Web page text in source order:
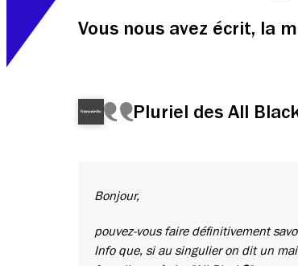
Vous nous avez écrit, la
Pluriel des All
Bonjour,
pouvez-vous faire définitivement
Info que, si au singulier on dit un